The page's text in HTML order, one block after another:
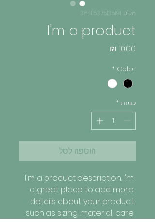
מק"ט: 364115376135191
I'm a product
Color
*
כמות *
הוספה לסל
I'm a product description. I'm
a great place to add more
details about your product
such as sizing, material, care